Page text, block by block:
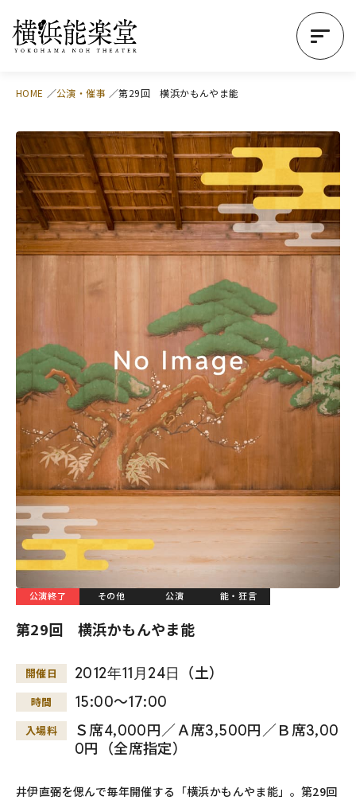
HOME 公演・催事 第29回 横浜かもんやま能
公演終了 その他 公演 能・狂言
第29回 横浜かもんやま能
開催日 2012年11 月 24日 （土）
時間 15:00～17:00
入場料
Ｓ席4,000円／Ａ席3,500円／Ｂ席3,00
0円（全席指定）
井伊直弼を偲んで毎年開催する「横浜かもんやま能」。第29回